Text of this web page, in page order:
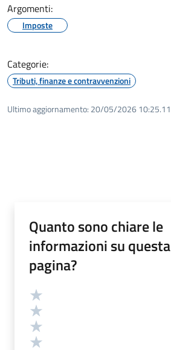
Argomenti:
Imposte
Categorie:
Tributi, finanze e contravvenzioni
Ultimo aggiornamento: 20/05/2026 10:25.11
Quanto sono chiare le
informazioni su questa
pagina?
Valutazione